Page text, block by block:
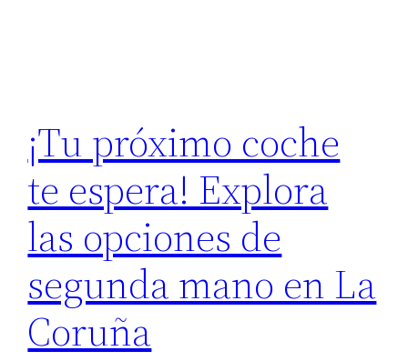
¡Tu próximo coche
te espera! Explora
las opciones de
segunda mano en La
Coruña